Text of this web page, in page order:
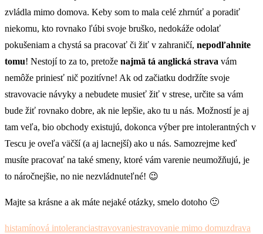
zvládla mimo domova. Keby som to mala celé zhrnúť a poradiť
niekomu, kto rovnako ľúbi svoje bruško, nedokáže odolať
pokušeniam a chystá sa pracovať či žiť v zahraničí, nepodľahnite
tomu! Nestojí to za to, pretože najmä tá anglická strava vám
nemôže priniesť nič pozitívne! Ak od začiatku dodržíte svoje
stravovacie návyky a nebudete musieť žiť v strese, určite sa vám
bude žiť rovnako dobre, ak nie lepšie, ako tu u nás. Možností je aj
tam veľa, bio obchody existujú, dokonca výber pre intolerantných v
Tescu je oveľa väčší (a aj lacnejší) ako u nás. Samozrejme keď
musíte pracovať na také smeny, ktoré vám varenie neumožňujú, je
to náročnejšie, no nie nezvládnuteľné! 😉
Majte sa krásne a ak máte nejaké otázky, smelo dotoho 🙂
histamínová intoleranciastravovaniestravovanie mimo domuzdrava